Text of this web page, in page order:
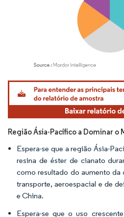
Imagem © Mordor Intelligence. O reuso
Região Ásia-Pacífico a Dominar o
Espera-se que a região Ásia-
resina de éster de cianato
como resultado do aumento da
transporte, aeroespacial e de
e China.
Espera-se que o uso